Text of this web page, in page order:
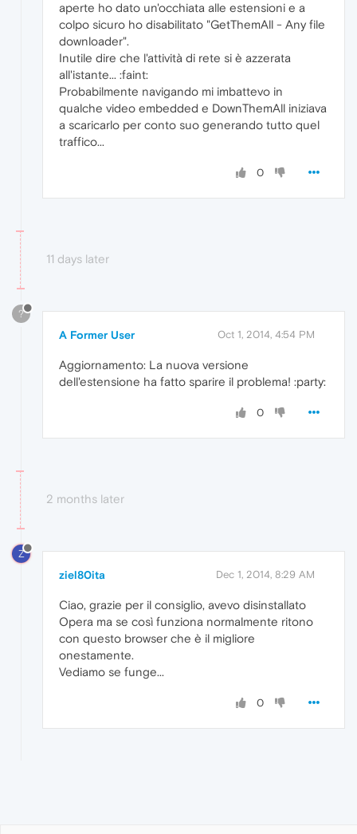
aperte ho dato un'occhiata alle estensioni e a
colpo sicuro ho disabilitato "GetThemAll - Any file
downloader".
Inutile dire che l'attività di rete si è azzerata
all'istante... :faint:
Probabilmente navigando mi imbattevo in
qualche video embedded e DownThemAll iniziava
a scaricarlo per conto suo generando tutto quel
traffico...
0
11 days later
?
A Former User Oct 1, 2014, 4:54 PM
Aggiornamento: La nuova versione
dell'estensione ha fatto sparire il problema! :party:
0
2 months later
Z
ziel80ita Dec 1, 2014, 8:29 AM
Ciao, grazie per il consiglio, avevo disinstallato
Opera ma se così funziona normalmente ritono
con questo browser che è il migliore
onestamente.
Vediamo se funge...
0